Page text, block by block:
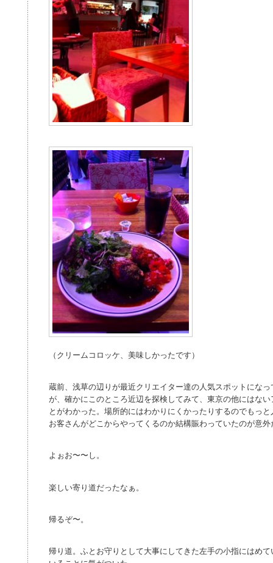
（クリームコロッケ、美味しかったです）
蔵前、浅草の辺りが最近クリエイター達の人気スポットにな
が、確かにこのところ近辺を探検してみて、東京の他にはな
とがわかった。場所的にはわかりにくかったりするのでもっ
お客さんがどこからやってくるのか結構賑わっていたのが意外
よぉお〜〜し。
楽しい寄り道だったなぁ。
帰るぞ〜。
帰り道。ふとお守りとして大事にしてきた左手の小指にはめ